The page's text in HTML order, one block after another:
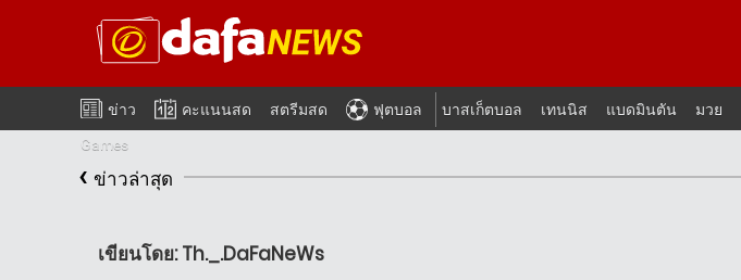
ข่าว คะแนนสด สตรีมสด ฟุตบอล บาสเก็ตบอล เทนนิส แบดมินตัน มวย
Games
‹ ข่าวล่าสุด
เขียนโดย: Th._.DaFaNeWs